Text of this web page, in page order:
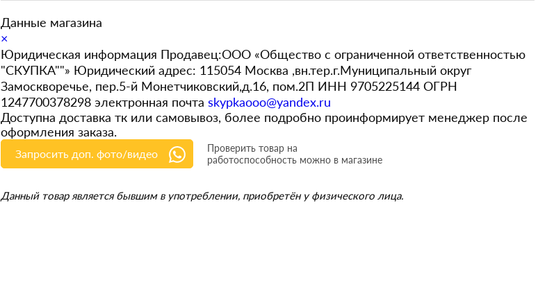
Данные магазина
×
Юридическая информация Продавец:ООО «Общество с ограниченной ответственностью
"СКУПКА""» Юридический адрес: 115054 Москва ,вн.тер.г.Муниципальный округ
Замоскворечье, пер.5-й Монетчиковский,д.16, пом.2П ИНН 9705225144 ОГРН
1247700378298 электронная почта skypkaooo@yandex.ru
Доступна доставка тк или самовывоз, более подробно проинформирует менеджер после
оформления заказа.
Запросить доп. фото/видео
Проверить товар на
работоспособность можно в магазине
Данный товар является бывшим в употреблении, приобретён у физического лица.